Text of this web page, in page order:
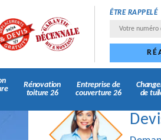
ÊTRE RAPPELÉ
Rénovation
toiture 26
Entreprise de
couverture 26
de